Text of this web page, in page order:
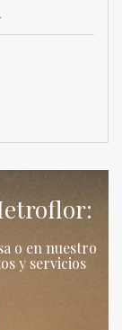
o en nuestro
y servicios